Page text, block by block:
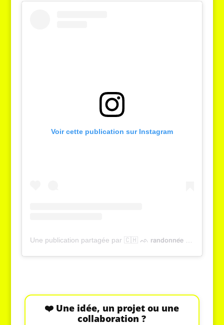
Voir cette publication sur Instagram
❤️ Une idée, un projet ou une
collaboration ?